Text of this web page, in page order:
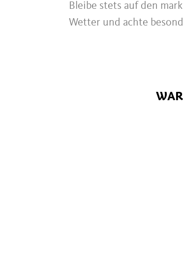
Bleibe stets auf den
Wetter und achte